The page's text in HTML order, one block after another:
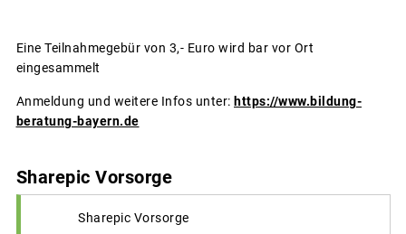
Eine Teilnahmegebür von 3,- Euro wird bar vor Ort
eingesammelt
Anmeldung und weitere Infos unter: https://www.bildung-
beratung-bayern.de
Sharepic Vorsorge
Sharepic Vorsorge